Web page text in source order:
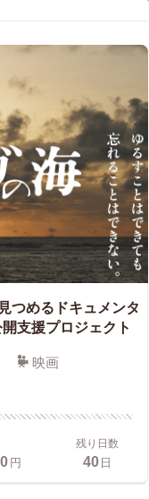
つめる ドキュメンタ
開支援プロジェクト
映画
円
残り日数
40日